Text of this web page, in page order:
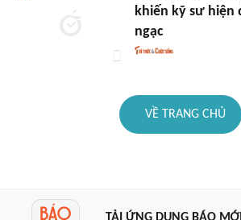
khiến kỹ sư hiện
ngạc
VỀ TRANG CHỦ